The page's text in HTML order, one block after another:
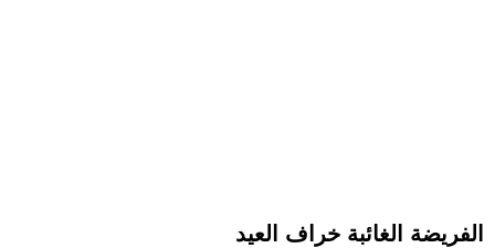
الفريضة الغائبة خراف العيد